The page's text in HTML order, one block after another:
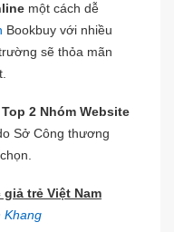
một cách dễ
Bookbuy với nhiều
sẽ thỏa mãn
Top 2 Nhóm Website
Sở Công thương
giả trẻ Việt Nam
Khang